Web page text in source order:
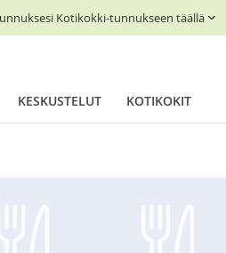
Kotikokki-tunnukseen täällä
KESKUSTELUT KOTIKOKIT